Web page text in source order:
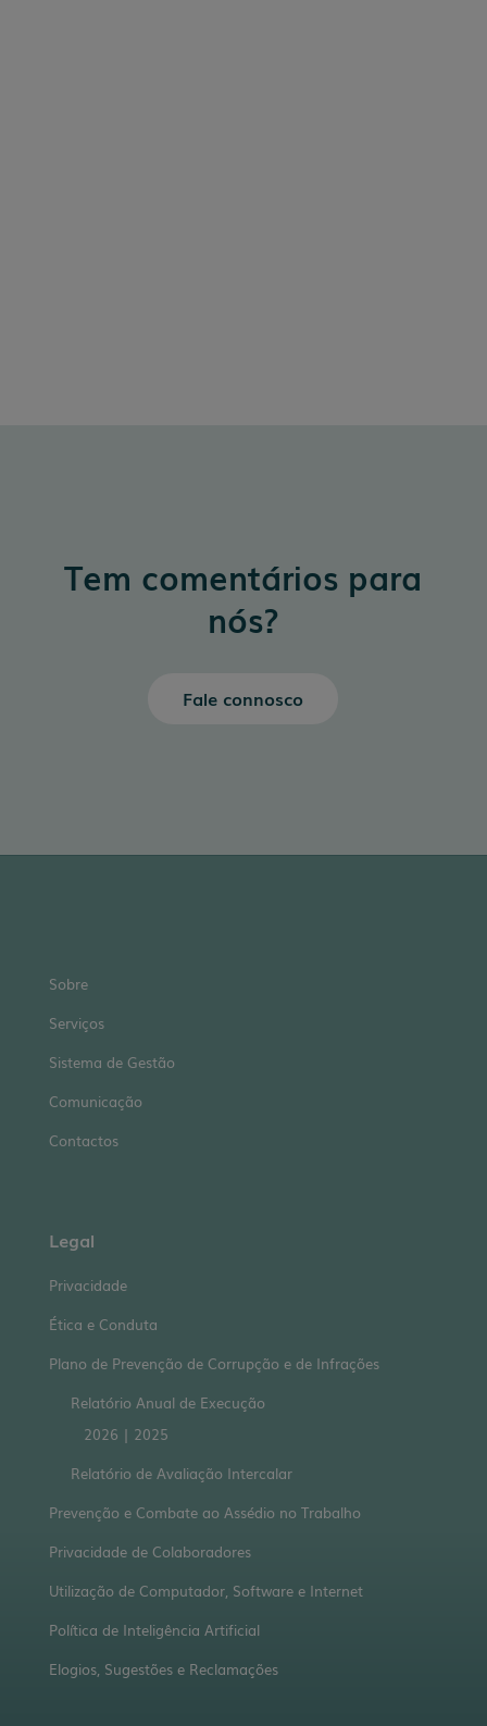
Tem comentários para
nós?
Fale connosco
Sobre
Serviços
Sistema de Gestão
Comunicação
Contactos
Legal
Privacidade
Ética e Conduta
Plano de Prevenção de Corrupção e de Infrações
Relatório Anual de Execução
2026 | 2025
Relatório de Avaliação Intercalar
Prevenção e Combate ao Assédio no Trabalho
Privacidade de Colaboradores
Utilização de Computador, Software e Internet
Política de Inteligência Artificial
Elogios, Sugestões e Reclamações